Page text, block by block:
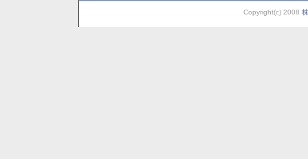
Copyright(c) 2008